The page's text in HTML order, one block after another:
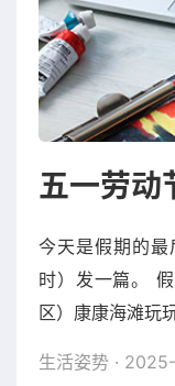
五一劳动
今天是假期的
时）发一篇。 假期也就出去逛了一下野区（未开发
区）康康海滩玩
生活姿势 ·